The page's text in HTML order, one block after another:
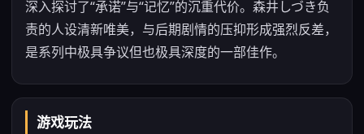
深入探讨了“承诺”与“记忆”的沉重代价。森井しづき负
责的人设清新唯美，与后期剧情的压抑形成强烈反差，
是系列中极具争议但也极具深度的一部佳作。
游戏玩法